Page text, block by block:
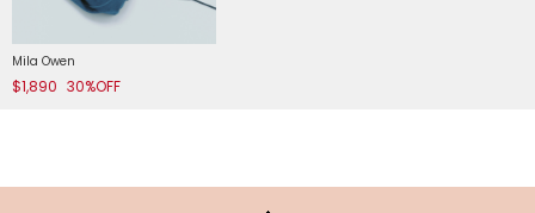
Mila Owen
$1,890 30%OFF